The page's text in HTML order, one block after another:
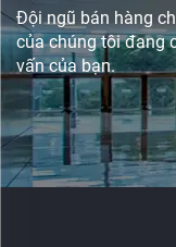
Đội ngũ bán hàng
của chúng tôi đang
vấn của bạn.